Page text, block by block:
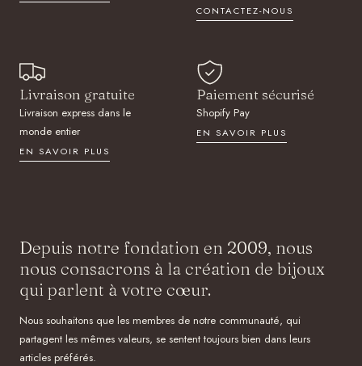
CONTACTEZ-NOUS
Livraison gratuite
Livraison express dans le
monde entier
EN SAVOIR PLUS
Paiement sécurisé
Shopify Pay
EN SAVOIR PLUS
Depuis notre fondation en 2009, nous
nous consacrons à la création de bijoux
qui parlent à votre cœur.
Nous souhaitons que les membres de notre communauté, qui
partagent les mêmes valeurs, se sentent toujours bien dans leurs
articles préférés.